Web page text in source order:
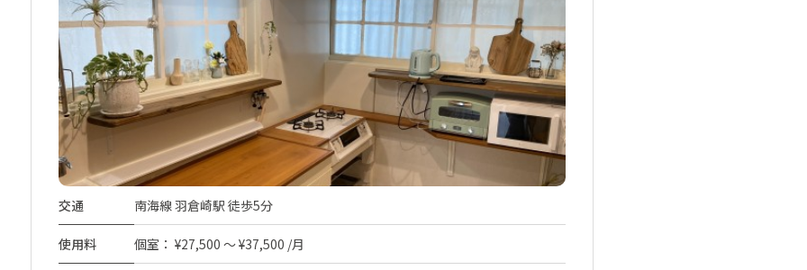
交通 南海線 羽倉崎駅 徒歩5分
使用料 個室： ¥27,500 ～ ¥37,500 /月